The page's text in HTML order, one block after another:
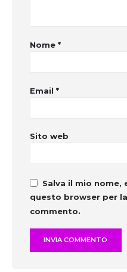
Nome *
Email *
Sito web
Salva il mio nome,
questo browser per
commento.